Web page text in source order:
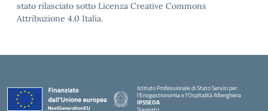
stato rilasciato sotto Licenza Creative Commons
Attribuzione 4.0 Italia.
Istituto Professionale di Stato Servizi per
l'Enogastronomia e l'Ospitalità Alberghiera
IPSSEOA